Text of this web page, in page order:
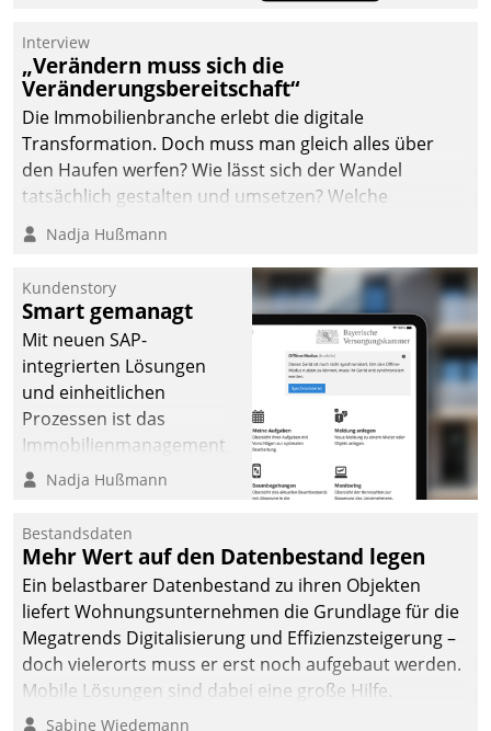
Die monatlichen
Mitteilungen zum
Heizungs- und
Wasserverbrauch gehen
automatisiert, vollständig
und auf Wunsch über
mehrere zuvor
Kommunikationswege bei
Interview
„Verändern muss sich die
Veränderungsbereitschaft“
Die Immobilienbranche erlebt die digitale
Transformation. Doch muss man gleich alles über
den Haufen werfen? Wie lässt sich der Wandel
tatsächlich gestalten und umsetzen? Welche
Argumente zählen wirklich?
Nadja Hußmann
Kundenstory
Smart gemanagt
Mit neuen SAP-
integrierten Lösungen
und einheitlichen
Prozessen ist das
Immobilienmanagement
der Bayerischen
Ressort Kapitalanlage für
künftige Aufgaben und
Herausforderungen
gerüstet.
Nadja Hußmann
Bestandsdaten
Mehr Wert auf den Datenbestand legen
Ein belastbarer Datenbestand zu ihren Objekten
liefert Wohnungsunternehmen die Grundlage für die
Megatrends Digitalisierung und Effizienzsteigerung –
doch vielerorts muss er erst noch aufgebaut werden.
Mobile Lösungen sind dabei eine große Hilfe.
Sabine Wiedemann